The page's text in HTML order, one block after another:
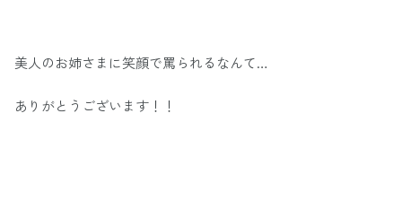
美人のお姉さまに笑顔で罵られるなんて…
ありがとうございます！！